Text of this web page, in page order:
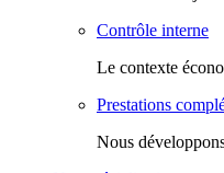
Contrôle interne
Le contexte
Prestations
Nous